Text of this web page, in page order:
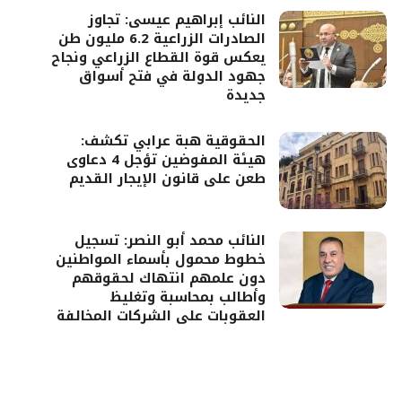
النائب إبراهيم عيسى: تجاوز
الصادرات الزراعية 6.2 مليون طن
يعكس قوة القطاع الزراعي ونجاح
جهود الدولة في فتح أسواق
جديدة
الحقوقية هبة عرابي تكشف:
هيئة المفوضين تؤجل 4 دعاوى
طعن على قانون الإيجار القديم
النائب محمد أبو النصر: تسجيل
خطوط محمول بأسماء المواطنين
دون علمهم انتهاك لحقوقهم
وأطالب بمحاسبة وتغليظ
العقوبات على الشركات المخالفة